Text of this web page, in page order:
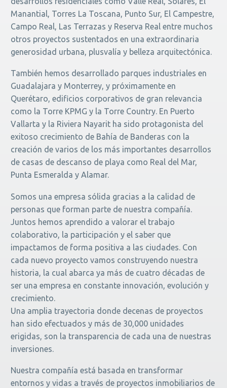
Manantial, Torres La Toscana, Punto Sur, El Campestre,
Campo Real, Las Terrazas y Reserva Real entre muchos
otros proyectos sustentados en una extraordinaria
generosidad urbana, plusvalía y belleza arquitectónica.
También hemos desarrollado parques industriales en
Guadalajara y Monterrey, y próximamente en
Querétaro, edificios corporativos de gran relevancia
como la Torre KPMG y la Torre Country. En Puerto
Vallarta y la Riviera Nayarit ha sido protagonista del
exitoso crecimiento de Bahía de Banderas con la
creación de varios de los más importantes desarrollos
de casas de descanso de playa como Real del Mar,
Punta Esmeralda y Alamar.
Somos una empresa sólida gracias a la calidad de
personas que forman parte de nuestra compañía.
Juntos hemos aprendido a valorar el trabajo
colaborativo, la participación y el saber que
impactamos de forma positiva a las ciudades. Con
cada nuevo proyecto vamos construyendo nuestra
historia, la cual abarca ya más de cuatro décadas de
ser una empresa en constante innovación, evolución y
crecimiento.
Una amplia trayectoria donde decenas de proyectos
han sido efectuados y más de 30,000 unidades
erigidas, son la transparencia de cada una de nuestras
inversiones.
Nuestra compañía está basada en transformar
entornos y vidas a través de proyectos inmobiliarios de